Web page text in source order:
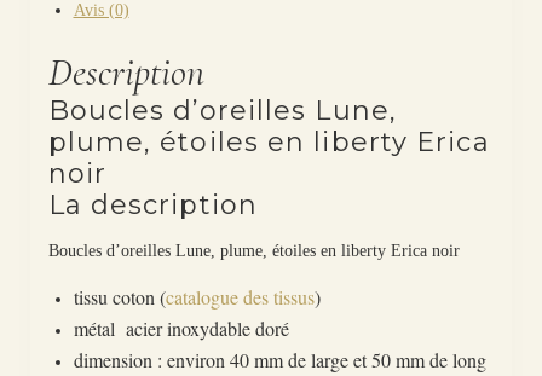
Avis (0)
Description
Boucles d’oreilles Lune,
plume, étoiles en liberty Erica
noir
La description
Boucles d’oreilles Lune, plume, étoiles en liberty Erica noir
tissu coton (catalogue des tissus)
métal acier inoxydable doré
dimension : environ 40 mm de large et 50 mm de long